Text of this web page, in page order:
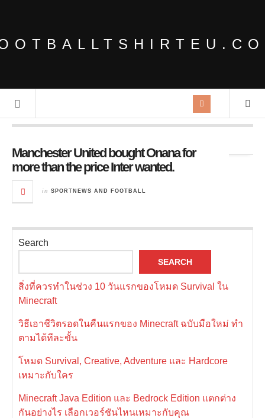
Manchester United bought Onana for
more than the price Inter wanted.
in SPORTNEWS AND FOOTBALL
Search
SEARCH
สิ่งที่ควรทำในช่วง 10 วันแรกของโหมด Survival ใน
Minecraft
วิธีเอาชีวิตรอดในคืนแรกของ Minecraft ฉบับมือใหม่ ทำ
ตามได้ทีละขั้น
โหมด Survival, Creative, Adventure และ Hardcore
เหมาะกับใคร
Minecraft Java Edition และ Bedrock Edition แตกต่าง
กันอย่างไร เลือกเวอร์ชันไหนเหมาะกับคุณ